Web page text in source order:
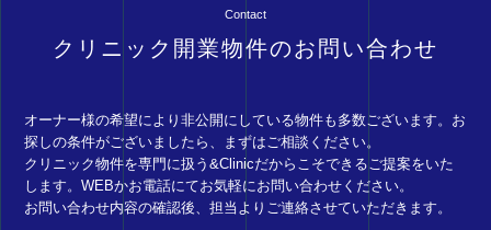
Contact
クリニック開業物件のお問い合わせ
オーナー様の希望により非公開にしている物件も多数ございます。お
探しの条件がございましたら、まずはご相談ください。
クリニック物件を専門に扱う&Clinicだからこそできるご提案をいた
します。WEBかお電話にてお気軽にお問い合わせください。
お問い合わせ内容の確認後、担当よりご連絡させていただきます。